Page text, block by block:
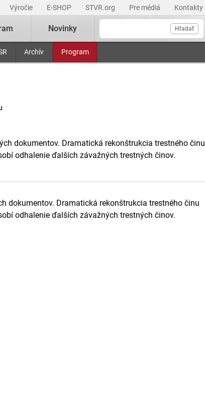
Výročie E-SHOP STVR.org Pre médiá Kontakty
Hľadať
Archív Program
Novinky
dokumentov. Dramatická rekonštrukcia trestného činu
odhalenie ďalších závažných trestných činov.
dokumentov. Dramatická rekonštrukcia trestného činu
odhalenie ďalších závažných trestných činov.